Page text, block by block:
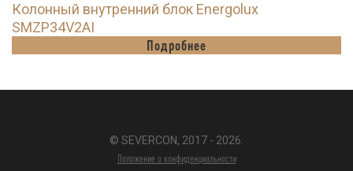
Колонный внутренний блок Energolux
SMZP34V2AI
Подробнее
© SEVERCON, 2017 - 2026.
Положение о конфиденциальности